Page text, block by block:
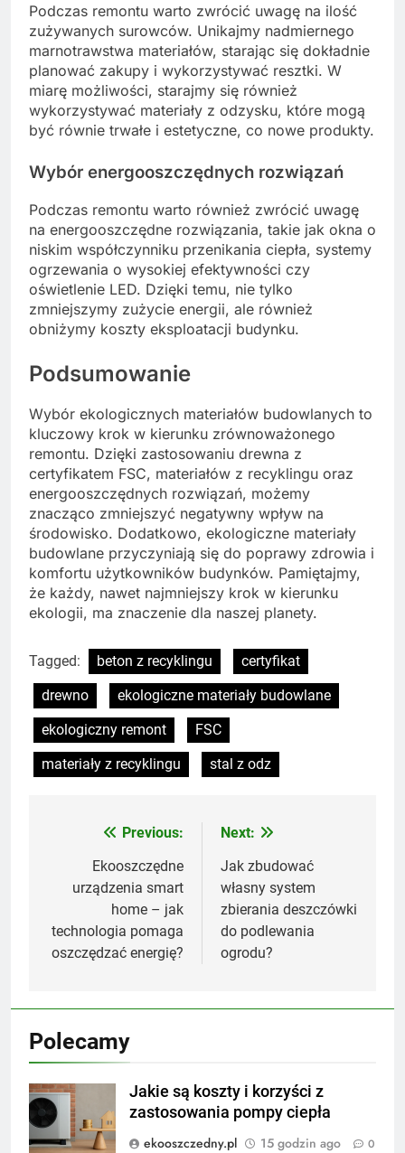
Podczas remontu warto zwrócić uwagę na ilość
zużywanych surowców. Unikajmy nadmiernego
marnotrawstwa materiałów, starając się dokładnie
planować zakupy i wykorzystywać resztki. W
miarę możliwości, starajmy się również
wykorzystywać materiały z odzysku, które mogą
być równie trwałe i estetyczne, co nowe produkty.
Wybór energooszczędnych rozwiązań
Podczas remontu warto również zwrócić uwagę
na energooszczędne rozwiązania, takie jak okna o
niskim współczynniku przenikania ciepła, systemy
ogrzewania o wysokiej efektywności czy
oświetlenie LED. Dzięki temu, nie tylko
zmniejszymy zużycie energii, ale również
obniżymy koszty eksploatacji budynku.
Podsumowanie
Wybór ekologicznych materiałów budowlanych to
kluczowy krok w kierunku zrównoważonego
remontu. Dzięki zastosowaniu drewna z
certyfikatem FSC, materiałów z recyklingu oraz
energooszczędnych rozwiązań, możemy
znacząco zmniejszyć negatywny wpływ na
środowisko. Dodatkowo, ekologiczne materiały
budowlane przyczyniają się do poprawy zdrowia i
komfortu użytkowników budynków. Pamiętajmy,
że każdy, nawet najmniejszy krok w kierunku
ekologii, ma znaczenie dla naszej planety.
Tagged: beton z recyklingu
certyfikat
drewno
ekologiczne materiały budowlane
ekologiczny remont
FSC
materiały z recyklingu
stal z odz
Nawigacja
wpisu
Previous:
Ekooszczędne
urządzenia smart
home – jak
technologia pomaga
oszczędzać energię?
Next:
Jak zbudować
własny system
zbierania deszczówki
do podlewania
ogrodu?
Polecamy
Jakie są koszty i korzyści z
zastosowania pompy ciepła
ekooszczedny.pl
15 godzin ago 0